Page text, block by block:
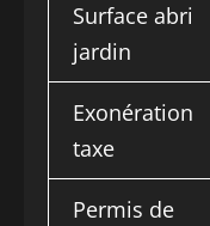
Surface abri
jardin
Exonération
taxe
Permis de